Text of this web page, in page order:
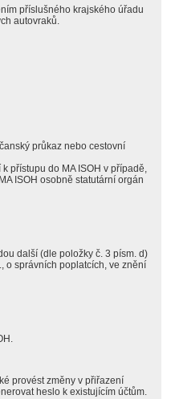
příslušného krajského úřadu
autovraků.
průkaz nebo cestovní
přístupu do MA ISOH v případě,
ISOH osobně statutární orgán
další (dle položky č. 3 písm. d)
o správních poplatcích, ve znění
provést změny v přiřazení
heslo k existujícím účtům.